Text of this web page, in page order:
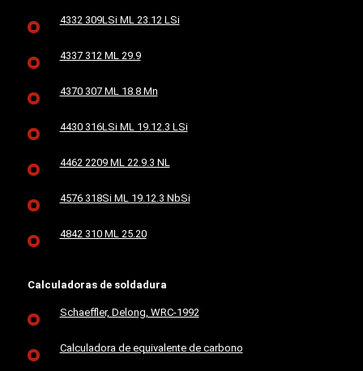
4332 309LSi ML 23.12 LSi
4337 312 ML 29.9
4370 307 ML 18.8 Mn
4430 316LSi ML 19.12.3 LSi
4462 2209 ML 22.9.3 NL
4576 318Si ML 19.12.3 NbSi
4842 310 ML 25.20
Calculadoras de soldadura
Schaeffler, Delong, WRC-1992
Calculadora de equivalente de carbono